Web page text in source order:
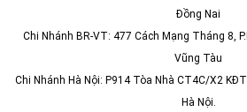
Đồng Nai
Chi Nhánh BR-VT: 477 Cách Mạng Tháng 8,
Vũng Tàu
Chi Nhánh Hà Nội: P914 Tòa Nhà CT4C/X2
Hà Nội.